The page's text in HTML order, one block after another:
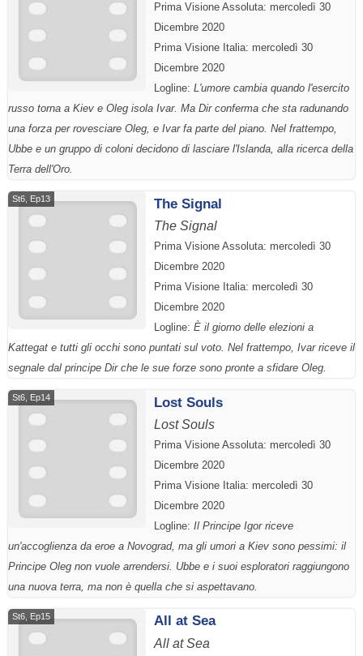
Prima Visione Assoluta: mercoledì 30
Dicembre 2020
Prima Visione Italia: mercoledì 30
Dicembre 2020
Logline: L'umore cambia quando l'esercito
russo torna a Kiev e Oleg isola Ivar. Ma Dir conferma che sta radunando
una forza per rovesciare Oleg, e Ivar fa parte del piano. Nel frattempo,
Ubbe e un gruppo di coloni decidono di lasciare l'Islanda, alla ricerca della
Terra dell'Oro.
St6, Ep13 The Signal
The Signal
Prima Visione Assoluta: mercoledì 30
Dicembre 2020
Prima Visione Italia: mercoledì 30
Dicembre 2020
Logline: È il giorno delle elezioni a
Kattegat e tutti gli occhi sono puntati sul voto. Nel frattempo, Ivar riceve il
segnale dal principe Dir che le sue forze sono pronte a sfidare Oleg.
St6, Ep14 Lost Souls
Lost Souls
Prima Visione Assoluta: mercoledì 30
Dicembre 2020
Prima Visione Italia: mercoledì 30
Dicembre 2020
Logline: Il Principe Igor riceve
un'accoglienza da eroe a Novograd, ma gli umori a Kiev sono pessimi: il
Principe Oleg non vuole arrendersi. Ubbe e i suoi esploratori raggiungono
una nuova terra, ma non è quella che si aspettavano.
St6, Ep15 All at Sea
All at Sea